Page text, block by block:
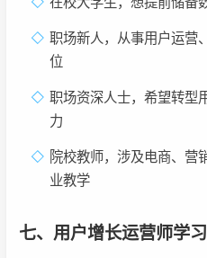
职场新人，从事用户运营
位
职场资深人士，希望转型
力
院校教师，涉及电商、营
业教学
七、用户增长运营师学